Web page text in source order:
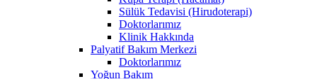
Sülük Tedavisi (Hirudoterapi)
Doktorlarımız
Klinik Hakkında
Palyatif Bakım Merkezi
Doktorlarımız
Yoğun Bakım